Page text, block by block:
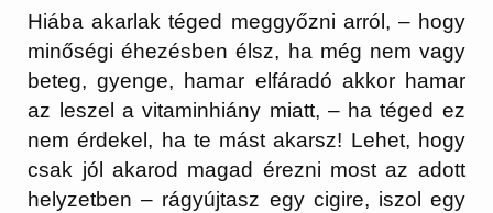
Hiába akarlak téged meggyőzni arról, – hogy
minőségi éhezésben élsz, ha még nem vagy
beteg, gyenge, hamar elfáradó akkor hamar
az leszel a vitaminhiány miatt, – ha téged ez
nem érdekel, ha te mást akarsz! Lehet, hogy
csak jól akarod magad érezni most az adott
helyzetben – rágyújtasz egy cigire, iszol egy